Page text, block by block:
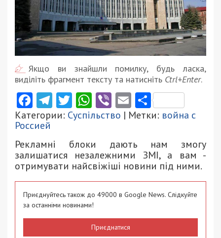
Якщо ви знайшли помилку, будь ласка,
виділіть фрагмент тексту та натисніть Ctrl+Enter.
Facebook
Telegram
Twitter
WhatsApp
ViberEmail
Категории: Суспільство | Метки: война с
Россией
Рекламні блоки дають нам змогу
залишатися незалежними ЗМІ, а вам -
отримувати найсвіжіші новини під ними.
Приєднуйтесь також до 49000 в Google News. Слідкуйте
за останніми новинами!
Приєднатися